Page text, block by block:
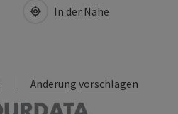
In der Nähe
Änderung vorschlagen